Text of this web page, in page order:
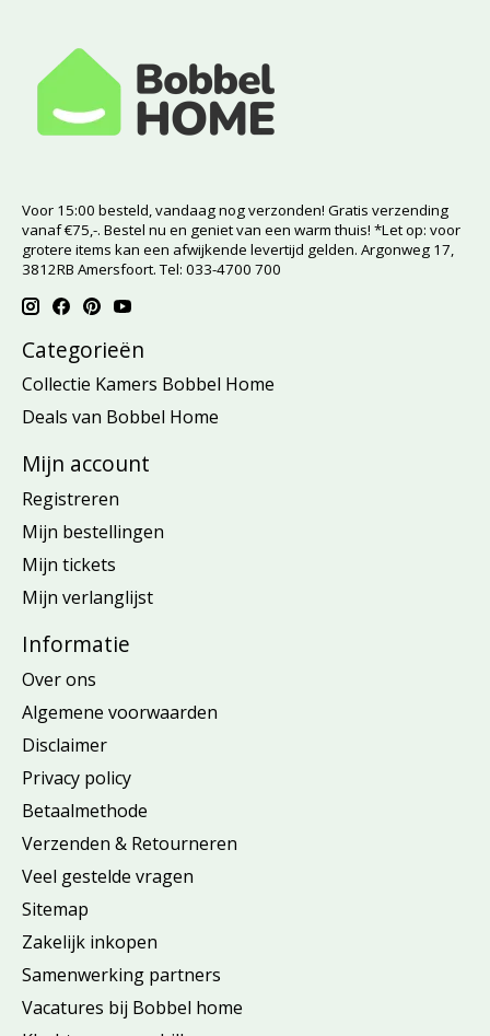
Voor 15:00 besteld, vandaag nog verzonden! Gratis verzending
vanaf €75,-. Bestel nu en geniet van een warm thuis! *Let op: voor
grotere items kan een afwijkende levertijd gelden. Argonweg 17,
3812RB Amersfoort. Tel: 033-4700 700
Categorieën
Collectie Kamers Bobbel Home
Deals van Bobbel Home
Mijn account
Registreren
Mijn bestellingen
Mijn tickets
Mijn verlanglijst
Informatie
Over ons
Algemene voorwaarden
Disclaimer
Privacy policy
Betaalmethode
Verzenden & Retourneren
Veel gestelde vragen
Sitemap
Zakelijk inkopen
Samenwerking partners
Vacatures bij Bobbel home